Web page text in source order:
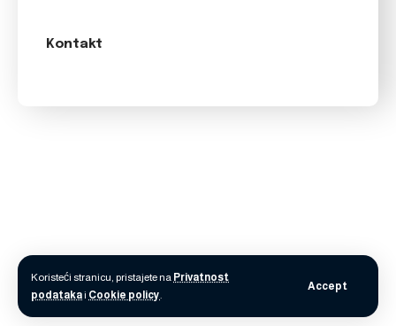
Koristeći stranicu, pristajete na Privatnost
podatakai Cookie policy.
Accept
Kontakt